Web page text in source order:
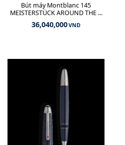
Bút máy Montblanc 145
MEISTERSTÜCK AROUND THE ...
36,040,000VND